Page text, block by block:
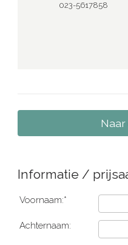
023-5617858
Informatie /
Voornaam:*
Achternaam: